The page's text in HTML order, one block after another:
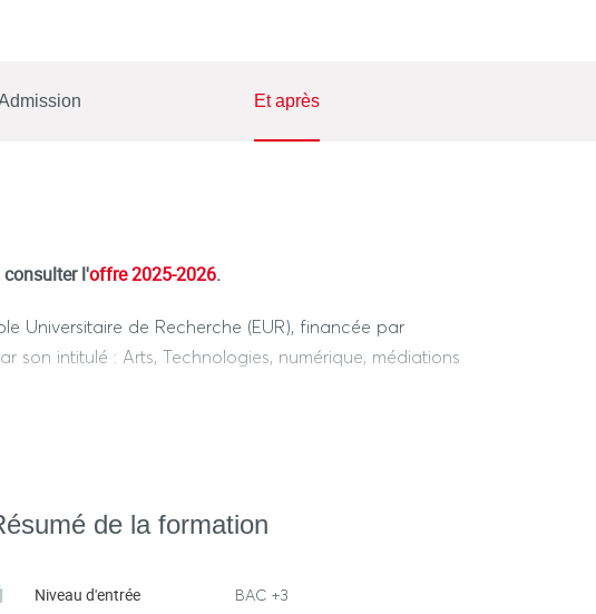
Et après
l'offre 2025-2026.
Universitaire de Recherche (EUR), financée par
son intitulé : Arts, Technologies, numérique, médiations
humaines et sociales, des arts, de la communication,
artec/offre-de-formation/
de la formation
Niveau d'entrée BAC +3